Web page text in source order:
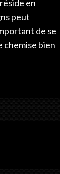
en
peut
de se
chemise bien